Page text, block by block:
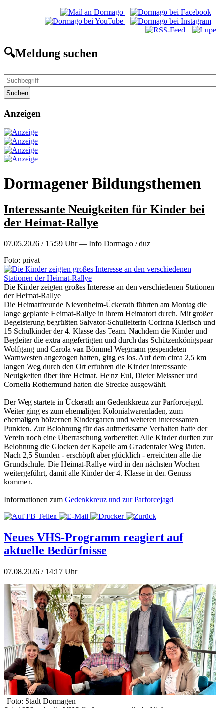
🔍Meldung suchen
Suchen
Anzeigen
Dormagener Bildungsthemen
Interessante Neuigkeiten für Kinder bei
der Heimat-Rallye
07.05.2026 / 15:59 Uhr — Info Dormago / duz
Foto: privat
Die Kinder zeigten großes Interesse an den verschiedenen Stationen
der Heimat-Rallye
Die Heimatfreunde Nievenheim-Ückerath führten am Montag die
lange geplante Heimat-Rallye in ihrem Heimatort durch. Mit großer
Begeisterung begrüßten Salvator-Schulleiterin Corinna Klefisch und
15 Schulkinder der 4. Klasse das Team. Nachdem die Kinder und
Begleiter die extra angefertigten und durch das Schützenkönigspaar
Wolfgang und Carola van Bömmel Wegmann gespendeten
Warnwesten angezogen hatten, ging es los. Auf dem circa 2,5 km
langen Weg durch den Ort erfuhren die Kinder interessante
Neuigkeiten über ihre Heimat. Heinz Eul, Dieter Meissner und
Cornelia Rothermund hatten die Strecke ausgewählt.
Der Weg startete in Ückerath am Gedenkkreuz zur Parforcejagd.
Weiter ging es zum ehemaligen Kolonialwarenladen, zum
ehemaligen hölzernen Kindergarten und weiteren interessanten
Punkten. Zur Belohnung für das aufmerksame Verhalten hatte der
Verein noch eine Überraschung vorbereitet: Alle Kinder durften zur
Belohnung die Glocken der Kapelle am Gnadentaler Weg läuten.
Nach 2,5 Stunden - erschöpft aber glücklich - erreichten alle die
Grundschule. Die Heimat-Rallye wird in den nächsten Wochen
weitergeführt, damit alle Kinder der 4. Klasse in den Genuss
kommen.
Informationen zum Gedenkkreuz und zur Parforcejagd
Neues VHS-Programm reagiert auf
aktuelle Bedürfnisse
07.08.2026 / 14:17 Uhr
Foto: Stadt Dormagen